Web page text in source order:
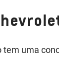
tem uma